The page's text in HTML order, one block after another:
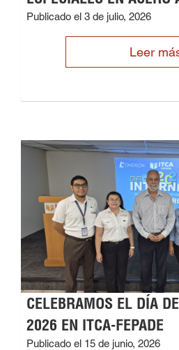
Publicado el 3 de julio, 2026
Leer
CELEBRAMOS EL DÍA
2026 EN ITCA-FEPADE
Publicado el 15 de junio, 2026